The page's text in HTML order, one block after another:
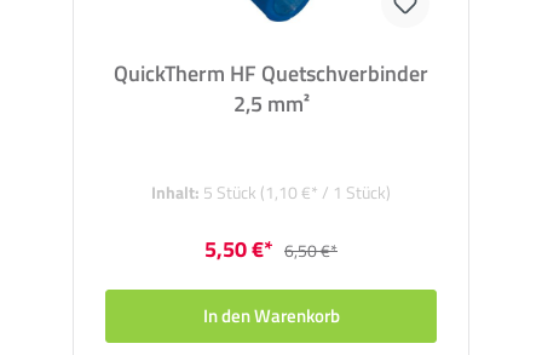
QuickTherm HF Quetschverbinder
2,5 mm²
Inhalt: 5 Stück (1,10 €* / 1 Stück)
5,50 €* 6,50 €*
In den Warenkorb